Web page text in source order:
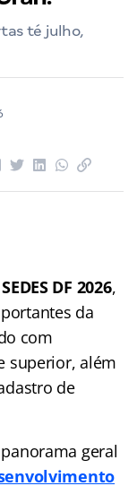
té julho,
DF 2026,
da
com
superior, além
de
geral